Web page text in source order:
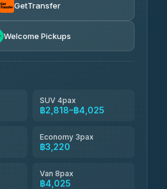
GetTransfer
Welcome Pickups
SUV 4pax
฿2,818–฿4,025
Economy 3pax
฿3,220
Van 8pax
฿4,025